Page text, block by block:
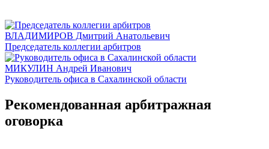
ВЛАДИМИРОВ Дмитрий Анатольевич
Председатель коллегии арбитров
МИКУЛИН Андрей Иванович
Руководитель офиса в Сахалинской области
Рекомендованная арбитражная
оговорка